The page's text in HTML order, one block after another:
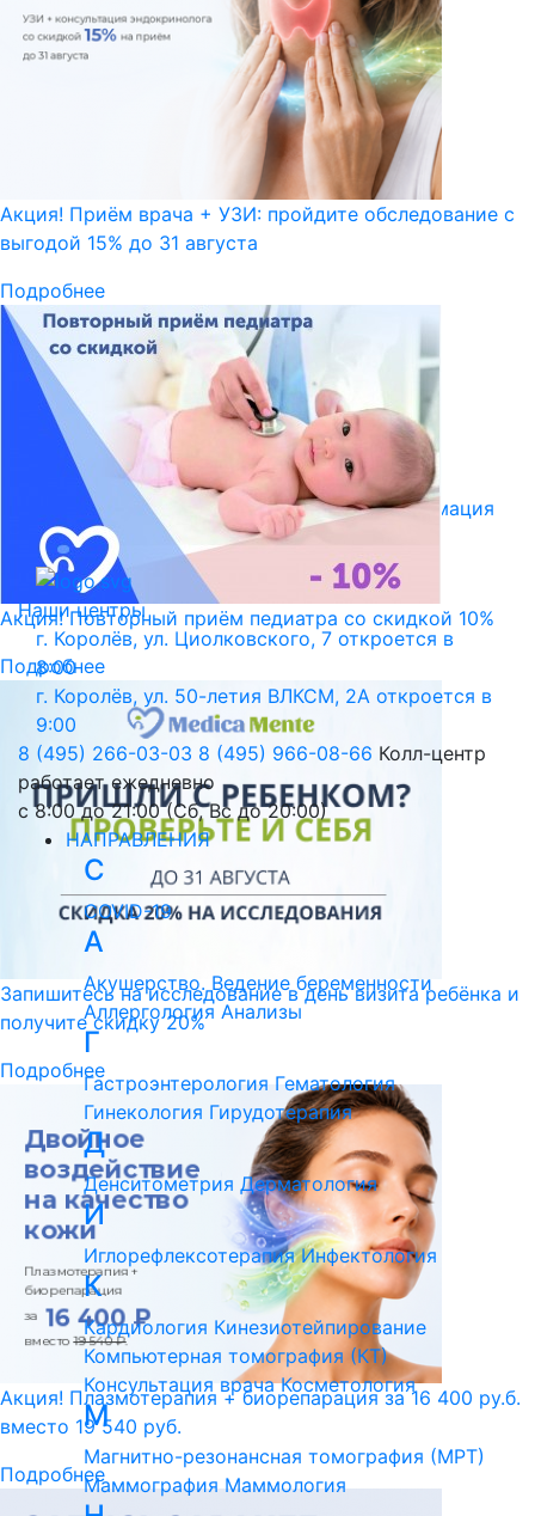
Акция! Приём врача + УЗИ: пройдите обследование с
выгодой 15% до 31 августа
Подробнее
Акция! Повторный приём педиатра со скидкой 10%
Подробнее
Запишитесь на исследование в день визита ребёнка и
получите скидку 20%
Подробнее
Акция! Плазмотерапия + биорепарация за 16 400 ру.б.
вместо 19 540 руб.
Подробнее
Библиотека пациента
Правовая информация
Версия для слабовидящих
Наши центры
г. Королёв, ул. Циолковского, 7 откроется в
8:00
г. Королёв, ул. 50-летия ВЛКСМ, 2А откроется в
9:00
8 (495) 266-03-03 8 (495) 966-08-66 Колл-центр
работает ежедневно
с 8:00 до 21:00 (Сб, Вс до 20:00)
НАПРАВЛЕНИЯ
C
COVID-19
А
Акушерство. Ведение беременности
Аллергология Анализы
Г
Гастроэнтерология Гематология
Гинекология Гирудотерапия
Д
Денситометрия Дерматология
И
Иглорефлексотерапия Инфектология
К
Кардиология Кинезиотейпирование
Компьютерная томография (КТ)
Консультация врача Косметология
М
Магнитно-резонансная томография (МРТ)
Маммография Маммология